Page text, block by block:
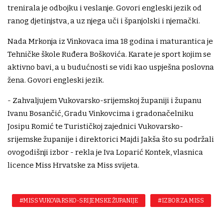
trenirala je odbojku i veslanje. Govori engleski jezik od
ranog djetinjstva, a uz njega uči i španjolski i njemački.
Nada Mrkonja iz Vinkovaca ima 18 godina i maturantica je
Tehničke škole Ruđera Boškovića. Karate je sport kojim se
aktivno bavi, a u budućnosti se vidi kao uspješna poslovna
žena. Govori engleski jezik.
- Zahvaljujem Vukovarsko-srijemskoj županiji i županu
Ivanu Bosančić, Gradu Vinkovcima i gradonačelniku
Josipu Romić te Turističkoj zajednici Vukovarsko-
srijemske županije i direktorici Majdi Jakša što su podržali
ovogodišnji izbor - rekla je Iva Loparić Kontek, vlasnica
licence Miss Hrvatske za Miss svijeta.
#MISS VUKOVARSKO-SRIJEMSKE ŽUPANIJE #IZBOR ZA MISS